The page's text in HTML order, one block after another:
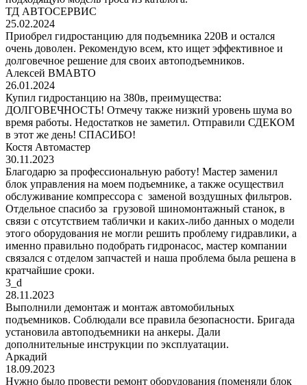
ТД АВТОСЕРВИС
25.02.2024
Приобрел гидростанцию для подъемника 220В и остался
очень доволен. Рекомендую всем, кто ищет эффективное и
долговечное решение для своих автоподъемников.
Алексей ВМАВТО
26.01.2024
Купил гидростанцию на 380в, преимущества:
ДОЛГОВЕЧНОСТЬ! Отмечу также низкий уровень шума во
время работы. Недостатков не заметил. Отправили СДЕКОМ
в этот же день! СПАСИБО!
Костя Автомастер
30.11.2023
Благодарю за профессиональную работу! Мастер заменил
блок управления на моем подъемнике, а также осуществил
обслуживание компрессора с заменой воздушных фильтров.
Отдельное спасибо за грузовой шиномонтажный станок, в
связи с отсутствием таблички и каких-либо данных о модели
этого оборудования не могли решить проблему гидравлики, а
именно правильно подобрать гидронасос, мастер компании
связался с отделом запчастей и наша проблема была решена в
кратчайшие сроки.
3_d
28.11.2023
Выполнили демонтаж и монтаж автомобильных
подъемников. Соблюдали все правила безопасности. Бригада
установила автоподъемники на анкеры. Дали
дополнительные инструкции по эксплуатации.
Аркадий
18.09.2023
Нужно было провести ремонт оборудования (поменяли блок